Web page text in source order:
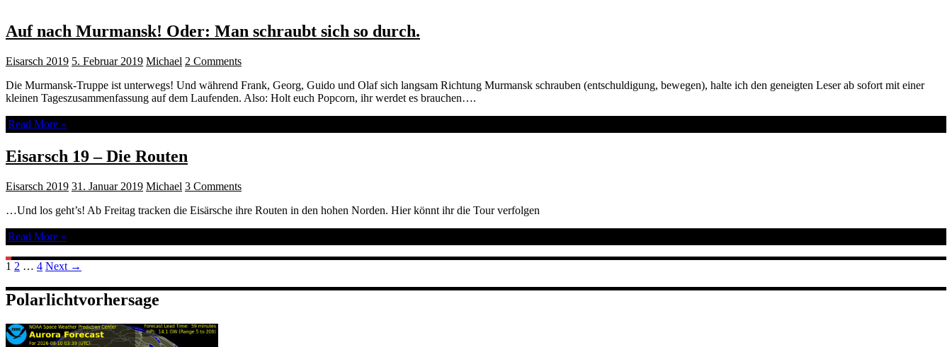
Auf nach Murmansk! Oder: Man schraubt sich so durch.
Eisarsch 2019 5. Februar 2019 Michael 2 Comments
Die Murmansk-Truppe ist unterwegs! Und während Frank, Georg, Guido und Olaf sich langsam Richtung Murmansk schrauben (entschuldigung, bewegen), halte ich den geneigten Leser ab sofort mit einer
kleinen Tageszusammenfassung auf dem Laufenden. Also: Holt euch Popcorn, ihr werdet es brauchen….
Read More »
Eisarsch 19 – Die Routen
Eisarsch 2019 31. Januar 2019 Michael 3 Comments
…Und los geht’s! Ab Freitag tracken die Eisärsche ihre Routen in den hohen Norden. Hier könnt ihr die Tour verfolgen
Read More »
Posts
navigation
1 2 … 4 Next →
Polarlichtvorhersage